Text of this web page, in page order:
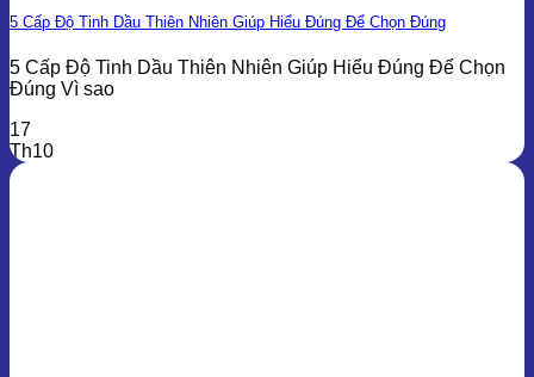
5 Cấp Độ Tinh Dầu Thiên Nhiên Giúp Hiểu Đúng Để Chọn Đúng
5 Cấp Độ Tinh Dầu Thiên Nhiên Giúp Hiểu Đúng Để Chọn
Đúng Vì sao
17
Th10